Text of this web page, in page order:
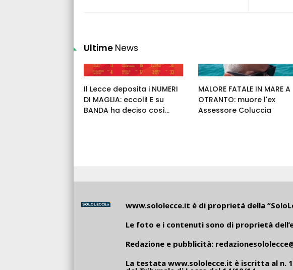
Ultime News
Il Lecce deposita i NUMERI
DI MAGLIA: eccoli! E su
BANDA ha deciso così...
MALORE FATALE IN MARE A
OTRANTO: muore l'ex
Assessore Coluccia
www.sololecce.it è di proprietà della
Le foto e i contenuti sono di proprietà
Redazione e pubblicità:
La testata www.sololecce.it è iscritta al n.